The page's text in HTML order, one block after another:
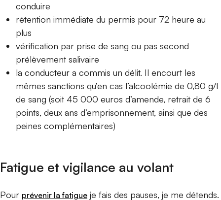
conduire
rétention immédiate du permis pour 72 heure au
plus
vérification par prise de sang ou pas second
prélèvement salivaire
la conducteur a commis un délit. Il encourt les
mêmes sanctions qu’en cas l’alcoolémie de 0,80 g/l
de sang (soit 45 000 euros d’amende, retrait de 6
points, deux ans d’emprisonnement, ainsi que des
peines complémentaires)
Fatigue et vigilance au volant
Pour prévenir la fatigue je fais des pauses, je me détends.